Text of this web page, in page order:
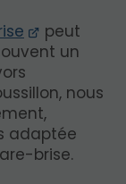
peut
un
nous
adaptée
brise.